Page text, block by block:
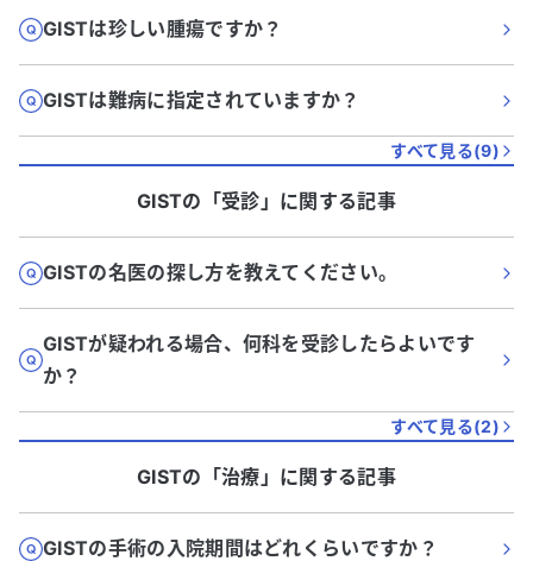
GISTは珍しい腫瘍ですか？
GISTは難病に指定されていますか？
すべて見る(9)
GISTの「受診 」に関する記事
GISTの名医の探し方を教えてください。
GISTが疑われる場合、何科を受診したらよいです
か？
すべて見る(2)
GISTの「治療 」に関する記事
GISTの手術の入院期間はどれくらいですか？